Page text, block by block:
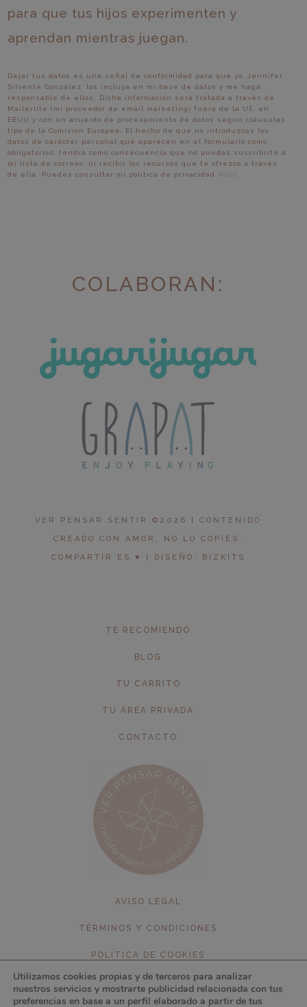
para que tus hijos experimenten y
aprendan mientras juegan.
Dejar tus datos es una señal de conformidad para que yo, Jennifer
Silvente González, los incluya en mi base de datos y me haga
responsable de ellos. Dicha información será tratada a través de
Mailerlite (mi proveedor de email marketing) fuera de la UE, en
EEUU y con un acuerdo de procesamiento de datos según cláusulas
tipo de la Comisión Europea. El hecho de que no introduzcas los
datos de carácter personal que aparecen en el formulario como
obligatorios, tendrá como consecuencia que no puedas suscribirte a
mi lista de correos, ni recibir los recursos que te ofrezco a través
de ella. Puedes consultar mi política de privacidad
AQUÍ
COLABORAN:
VER PENSAR SENTIR ©2026 | CONTENIDO
CREADO CON AMOR, NO LO COPIES.
COMPARTIR ES ♥︎ | DISEÑO: BIZKITS
TE RECOMIENDO
BLOG
TU CARRITO
TU ÁREA PRIVADA
CONTACTO
AVISO LEGAL
TÉRMINOS Y CONDICIONES
POLÍTICA DE COOKIES
POLÍTICA DE PRIVACIDAD
Utilizamos cookies propias y de terceros para analizar
nuestros servicios y mostrarte publicidad relacionada con tus
preferencias en base a un perfil elaborado a partir de tus